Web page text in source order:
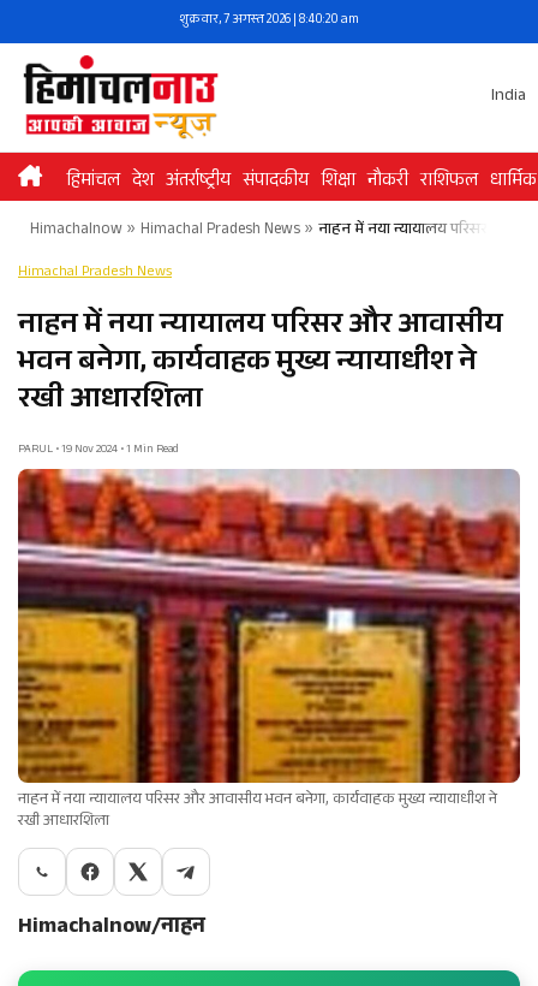
to
content
शुक्रवार, 7 अगस्त 2026 | 8:40:21 am
India
हिमांचल देश अंतर्राष्ट्रीय संपादकीय शिक्षा नौकरी राशिफल धार्मिक
Himachalnow» Himachal Pradesh News» नाहन में नया न्यायालय परिसर और
Himachal Pradesh News
नाहन में नया न्यायालय परिसर और आवासीय
भवन बनेगा, कार्यवाहक मुख्य न्यायाधीश ने
रखी आधारशिला
PARUL • 19 Nov 2024 • 1 Min Read
नाहन में नया न्यायालय परिसर और आवासीय भवन बनेगा, कार्यवाहक मुख्य न्यायाधीश ने
रखी आधारशिला
Himachalnow/नाहन